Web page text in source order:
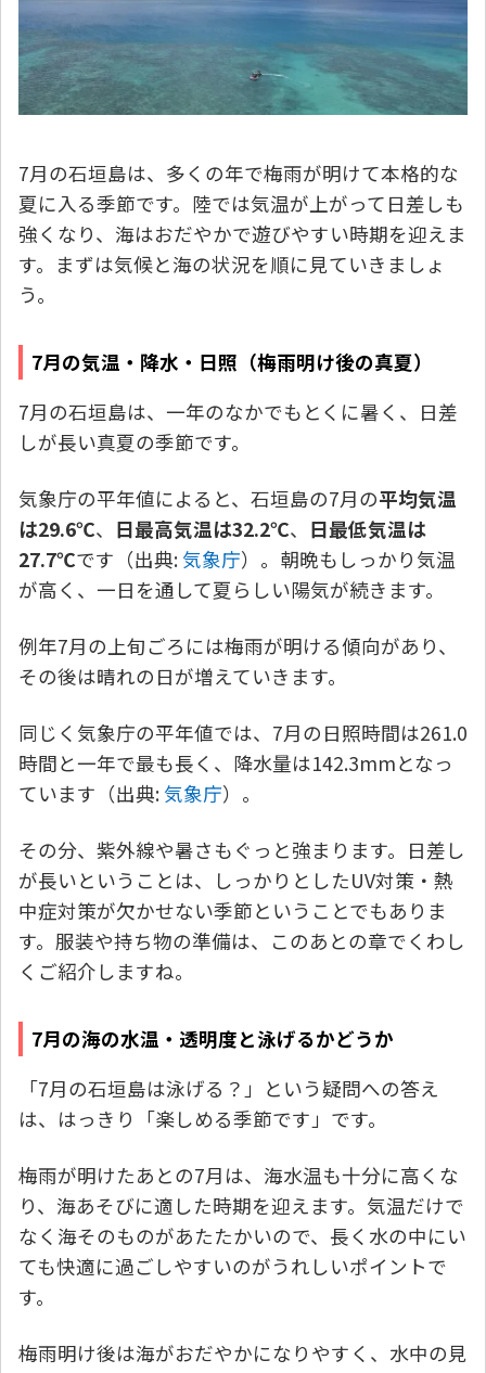
7月の石垣島は、多くの年で梅雨が明けて本格的な
夏に入る季節です。陸では気温が上がって日差しも
強くなり、海はおだやかで遊びやすい時期を迎えま
す。まずは気候と海の状況を順に見ていきましょ
う。
7月の気温・降水・日照（梅雨明け後の真夏）
7月の石垣島は、一年のなかでもとくに暑く、日差
しが長い真夏の季節です。
気象庁の平年値によると、石垣島の7月の平均気温
は29.6℃、 日最高気温は32.2℃、 日最低気温は
27.7℃です（出典: 気象庁）。朝晩もしっかり気温
が高く、一日を通して夏らしい陽気が続きます。
例年7月の上旬ごろには梅雨が明ける傾向があり、
その後は晴れの日が増えていきます。
同じく気象庁の平年値では、7月の日照時間は261.0
時間と一年で最も長く、降水量は142.3mmとなっ
ています（出典: 気象庁）。
その分、紫外線や暑さもぐっと強まります。日差し
が長いということは、しっかりとしたUV対策・熱
中症対策が欠かせない季節ということでもありま
す。服装や持ち物の準備は、このあとの章でくわし
くご紹介しますね。
7月の海の水温・透明度と泳げるかどうか
「7月の石垣島は泳げる？」という疑問への答え
は、はっきり「楽しめる季節です」です。
梅雨が明けたあとの7月は、海水温も十分に高くな
り、海あそびに適した時期を迎えます。気温だけで
なく海そのものがあたたかいので、長く水の中にい
ても快適に過ごしやすいのがうれしいポイントで
す。
梅雨明け後は海がおだやかになりやすく、水中の見